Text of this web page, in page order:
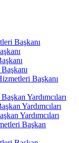
Başkanı
Başkanı
Yardımcıları
Yardımcıları
Yardımcıları
Başkan